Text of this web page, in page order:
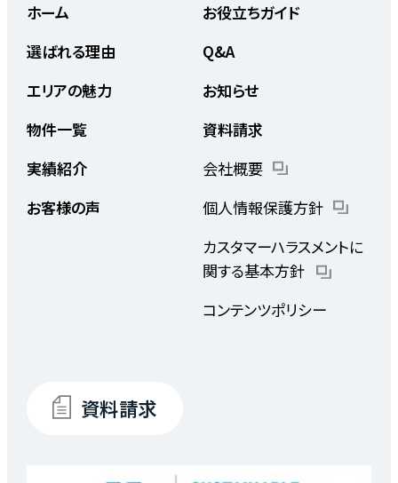
ホーム
選ばれる理由
エリアの魅力
物件一覧
実績紹介
お客様の声
お役立ちガイド
Q&A
お知らせ
資料請求
会社概要
個人情報保護方針
カスタマーハラスメントに
関する基本方針
コンテンツポリシー
資料請求